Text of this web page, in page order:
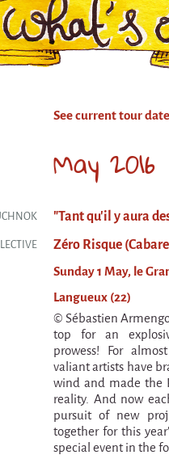
See current tour
May 2016
"Tant qu'il y aura
Zéro Risque
Sunday 1 May, le
Langueux (22)
© Sébastien
top for an
prowess! For
valiant artists have
wind and made the
reality. And now
pursuit of new
together for this
special event in the